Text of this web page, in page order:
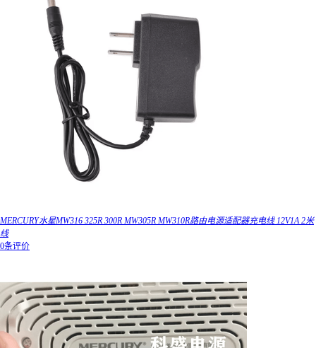
MERCURY水星MW316 325R 300R MW305R MW310R路由电源适配器充电线 12V1A 2米
线
0条评价